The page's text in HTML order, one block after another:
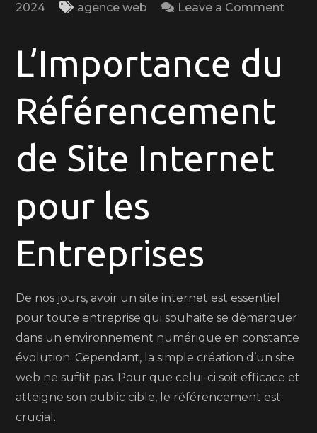
2024
agence web Leave a Comment
L’Importance du
Référencement
de Site Internet
pour les
Entreprises
De nos jours, avoir un site internet est essentiel
pour toute entreprise qui souhaite se démarquer
dans un environnement numérique en constante
évolution. Cependant, la simple création d’un site
web ne suffit pas. Pour que celui-ci soit efficace et
atteigne son public cible, le référencement est
crucial.